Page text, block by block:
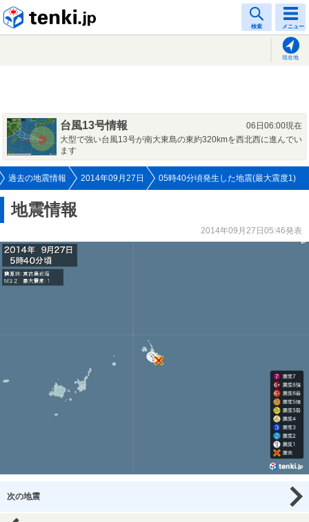
検索 メニュー
現在地
台風13号情報
06日06:00現在
大型で強い台風13号が南大東島の東約320kmを西北西に進んでい
ます
過去の地震情報 2014年09月27日 05時40分頃発生した地震(最大震度1)
地震情報
2014年09月27日05:46発表
次の地震